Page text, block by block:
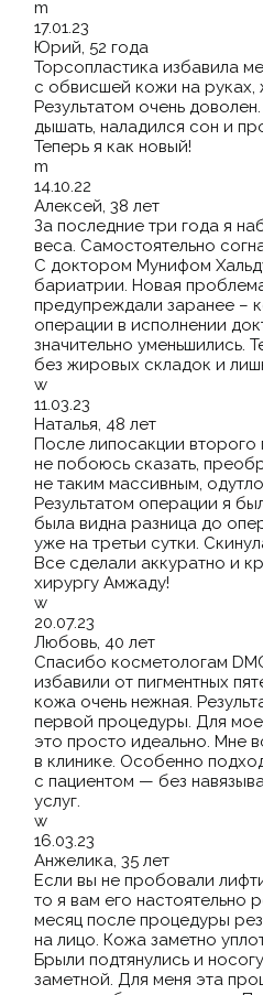
m
17.01.23
Юрий, 52 года
Торсопластика избавила
с обвисшей кожи на руках,
Результатом очень
дышать, наладился сон и
Теперь я как новый!
m
14.10.22
Алексей, 38 лет
За последние три года я
веса. Самостоятельно
С доктором Мунифом
бариатрии. Новая
предупреждали заранее –
операции в исполнении
значительно уменьшились.
без жировых складок и
w
11.03.23
Наталья, 48 лет
После липосакции
не побоюсь сказать,
не таким массивным,
Результатом операции я
была видна разница до
уже на третьи сутки.
Все сделали аккуратно и
хирургу Амжаду!
w
20.07.23
Любовь, 40 лет
Спасибо косметологам
избавили от пигментных
кожа очень нежная.
первой процедуры. Для
это просто идеально. Мне
в клинике. Особенно
с пациентом — без
услуг.
w
16.03.23
Анжелика, 35 лет
Если вы не пробовали
то я вам его настоятельно
месяц после процедуры
на лицо. Кожа заметно
Брыли подтянулись и
заметной. Для меня эта